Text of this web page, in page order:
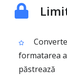
formatarea
păstrează